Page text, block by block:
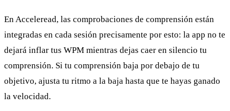
En Acceleread, las comprobaciones de comprensión están
integradas en cada sesión precisamente por esto: la app no te
dejará inflar tus WPM mientras dejas caer en silencio tu
comprensión. Si tu comprensión baja por debajo de tu
objetivo, ajusta tu ritmo a la baja hasta que te hayas ganado
la velocidad.